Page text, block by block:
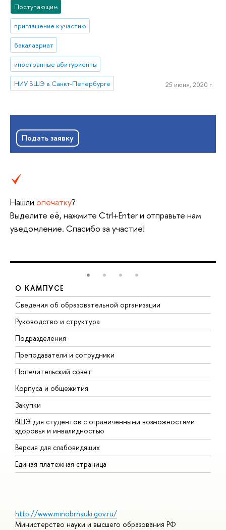
Поступающим
приглашение к участию
бакалавриат
иностранные абитуриенты
НИУ ВШЭ в Санкт-Петербурге 25 июня, 2020 г.
Подать заявку
Нашли опечатку?
Выделите её, нажмите Ctrl+Enter и отправьте нам
уведомление. Спасибо за участие!
О КАМПУСЕ
Сведения об образовательной организации
Руководство и структура
Подразделения
Преподаватели и сотрудники
Попечительский совет
Корпуса и общежития
Закупки
ВШЭ для студентов с ограниченными возможностями
здоровья и инвалидностью
Версия для слабовидящих
Единая платежная страница
http://www.minobrnauki.gov.ru/
Министерство науки и высшего образования РФ